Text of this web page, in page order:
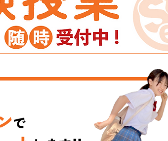
【お知らせ】高校入試ガイダンス｜